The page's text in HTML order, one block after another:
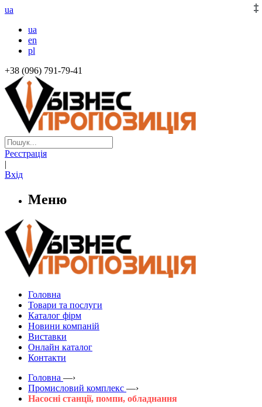
ua
ua
en
pl
+38 (096) 791-79-41
Реєстрація
|
Вхід
Меню
Головна
Товари та послуги
Каталог фірм
Новини компаній
Виставки
Онлайн каталог
Контакти
Головна —›
Промисловий комплекс —›
Насосні станції, помпи, обладнання